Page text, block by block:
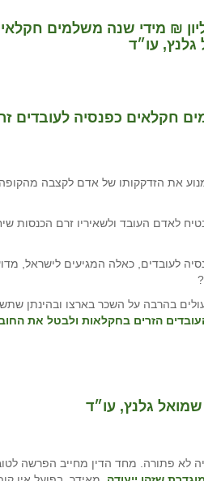
₪ מידי שנה משלמים
את הזדקקותו של אדם לקצבה מהקופה
לאדם העובד ולשאיריו זרם
לעובדים, כאלה המגיעים לישראל,
בהרבה על השכר בארצו ובהינתן
העובדים הזרים בחקלאות ולבטל את
גלנץ, עו״ד
לא פתורה. מחד הדין מחייב הפרשה